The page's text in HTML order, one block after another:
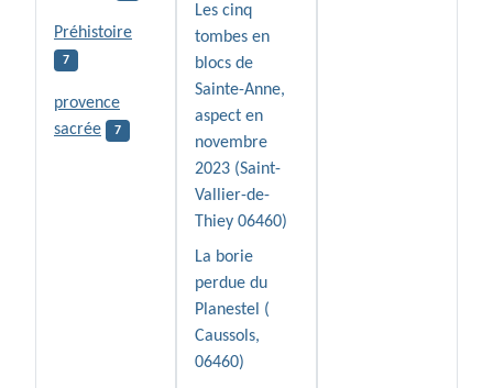
Préhistoire
7
provence
sacrée
7
Les cinq
tombes en
blocs de
Sainte-Anne,
aspect en
novembre
2023 (Saint-
Vallier-de-
Thiey 06460)
La borie
perdue du
Planestel (
Caussols,
06460)